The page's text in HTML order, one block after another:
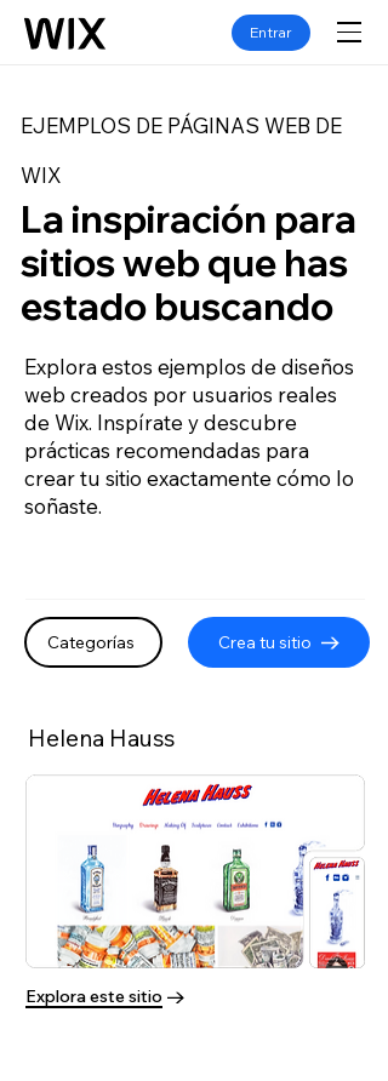
Entrar
EJEMPLOS DE PÁGINAS WEB DE
WIX
La inspiración para
sitios web que has
estado buscando
Explora estos ejemplos de diseños
web creados por usuarios reales
de Wix. Inspírate y descubre
prácticas recomendadas para
crear tu sitio exactamente cómo lo
soñaste.
Categorías Crea tu sitio
Helena Hauss
Explora este sitio